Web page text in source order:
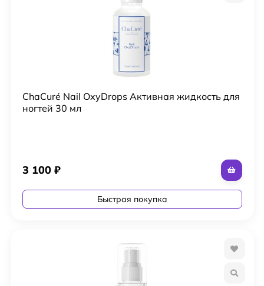
ChaCuré Nail OxyDrops Активная жидкость для
ногтей 30 мл
3 100 ₽
Быстрая покупка